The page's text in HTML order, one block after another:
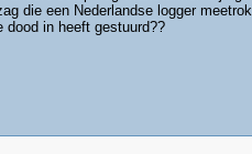
die een Nederlandse logger
dood in heeft gestuurd??